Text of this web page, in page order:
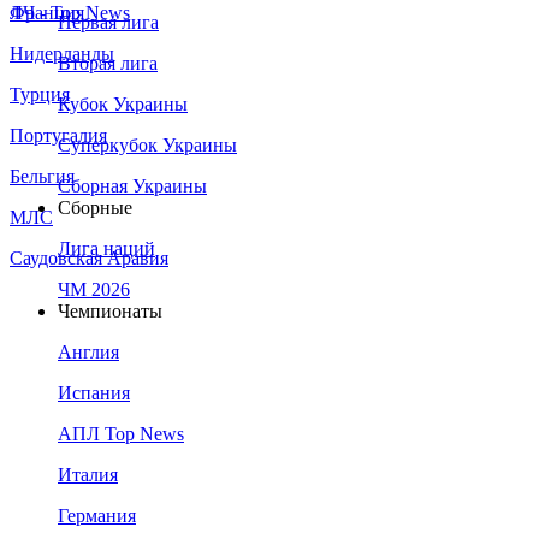
Франция
Нидерланды
Турция
Португалия
Бельгия
МЛС
Саудовская Аравия
ЛЧ - Top News
Первая лига
Вторая лига
Кубок Украины
Суперкубок Украины
Сборная Украины
Сборные
Лига наций
ЧМ 2026
Чемпионаты
Англия
Испания
АПЛ Top News
Италия
Германия